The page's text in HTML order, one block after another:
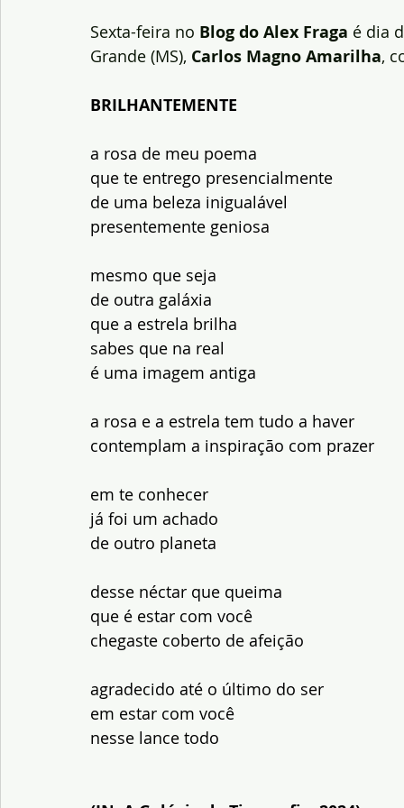
Sexta-feira no Blog do Alex Fraga é dia
Grande (MS), Carlos Magno Amarilha,
BRILHANTEMENTE
a rosa de meu poema
que te entrego presencialmente
de uma beleza inigualável
presentemente geniosa
mesmo que seja
de outra galáxia
que a estrela brilha
sabes que na real
é uma imagem antiga
a rosa e a estrela tem tudo a haver
contemplam a inspiração com prazer
em te conhecer
já foi um achado
de outro planeta
desse néctar que queima
que é estar com você
chegaste coberto de afeição
agradecido até o último do ser
em estar com você
nesse lance todo